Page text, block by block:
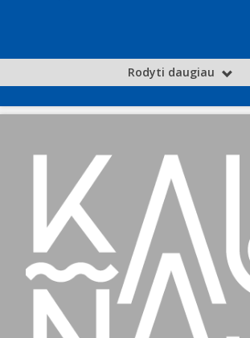
Rodyti daugiau